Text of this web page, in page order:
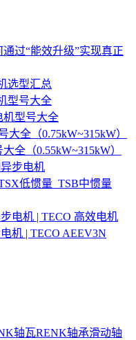
过“能效升级”实现真正
选型汇总
型号大全
机型号大全
全（0.75kW~315kW）
全（0.55kW~315kW）
步电机
低惯量_TSB中惯量
电机 | TECO 高效电机
机 | TECO AEEV3N
轴瓦RENK轴承滑动轴